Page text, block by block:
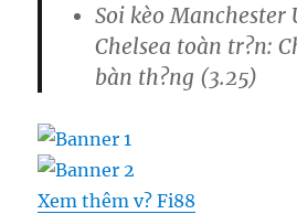
Soi kèo Manchester
Chelsea toàn tr?n:
bàn th?ng (3.25)
Xem thêm v? Fi88